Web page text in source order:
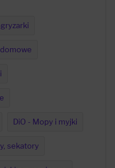
DiO - Mopy i myjki
sekatory